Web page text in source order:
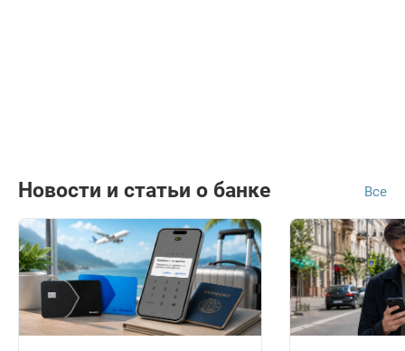
Новости и статьи о банке Все